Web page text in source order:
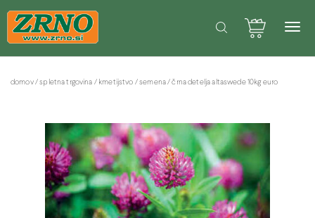
POTREBUJETE POMOČ PRI SPLETNEM NAKUPU? Pišite na: info@zrno.si
domov /spletna trgovina / kmetijstvo /semena/črna detelja altaswede 10kg euro